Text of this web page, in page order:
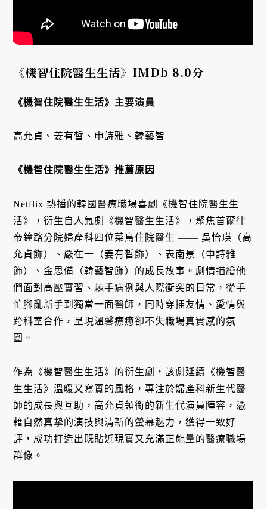
《機智住院醫生生活》IMDb 8.0分
《機智住院醫生生活》主要演員
高允貞、姜有皙、申詩雅、韓藝智
《機智住院醫生生活》推薦原因
Netflix 熱播的韓國醫療職場喜劇《機智住院醫生生
活》，衍生自人氣劇《機智醫生生活》，聚焦首爾律
帝鐘路分院婦產科四位菜鳥住院醫生 —— 吳怡瑛（高
允貞飾）、嚴在一（姜有皙飾）、表南景（申詩雅
飾）、金思備（韓藝智飾）的成長故事。劇情描繪他
們面對高壓實習、棘手病例與人際衝突的日常，從手
忙腳亂新手到獨當一面醫師，同時穿插友情、愛情與
跨科室合作，呈現溫馨療癒卻不失職場真實感的氛
圍。
作為《機智醫生生活》的衍生劇，該劇延續《機智醫
生生活》溫暖又寫實的風格，專注於婦產科新生代醫
師的成長與互助，高允貞領銜的新生代演員陣容，憑
藉自然真摯的演技與清新的螢幕魅力，獲得一致好
評，成功打造出既貼近現實又充滿正能量的醫療職場
群像。